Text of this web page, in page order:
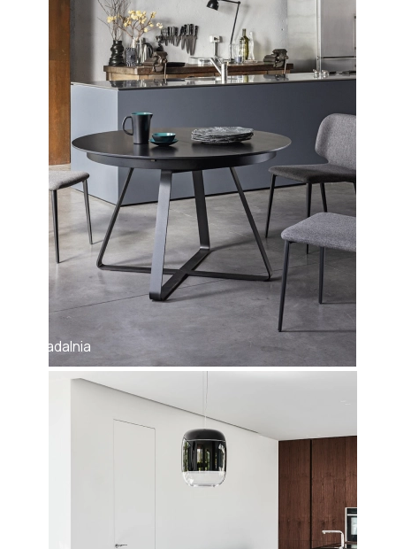
Hokery industrialne
Komody industrialne
Konsole industrialne
Krzesła industrialne
Łóżka industrialne
Półki industrialne
Regały industrialne
Sofy industrialne
Stoliki industrialne
Stoły industrialne
Szafki nocne industrialne
Szafki RTV industrialne
Jadalnia